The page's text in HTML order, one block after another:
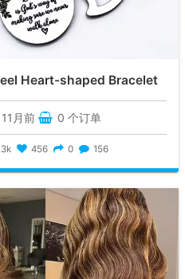
Heart-shaped Bracelet
11月前 0 个订单
456 0 156